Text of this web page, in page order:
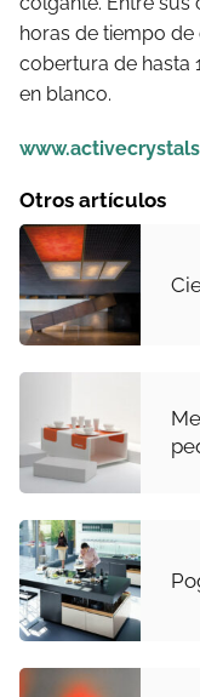
horas de tiempo
cobertura de hasta
en blanco.
Otros artículos